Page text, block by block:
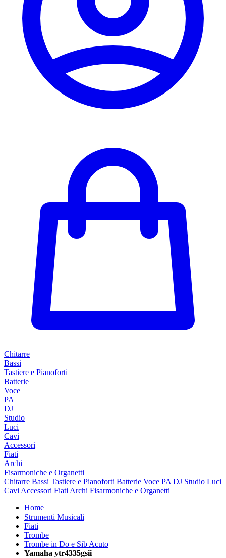
Chitarre
Bassi
Tastiere e Pianoforti
Batterie
Voce
PA
DJ
Studio
Luci
Cavi
Accessori
Fiati
Archi
Fisarmoniche e Organetti
Chitarre Bassi Tastiere e Pianoforti Batterie Voce PA DJ Studio Luci
Cavi Accessori Fiati Archi Fisarmoniche e Organetti
Home
Strumenti Musicali
Fiati
Trombe
Trombe in Do e Sib Acuto
Yamaha ytr4335gsii